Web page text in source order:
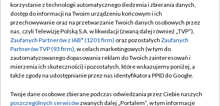
TVP
Abonament TVP
Emisja w TVP
Centrum informacji TVP
Naziemna Telewizja Cyfrowa
Rada Programowa
Regulamin TVP
Polityka prywatności
Moje zgody
Pomoc
Kontakt
korzystanie z technologii automatycznego śledzenia i zbierania danych,
dostęp do informacji na Twoim urządzeniu końcowym i ich
przechowywanie oraz na przetwarzanie Twoich danych osobowych przez
nas, czyli Telewizję Polską S.A. w likwidacji (zwaną dalej również „TVP”),
Zaufanych Partnerów z IAB* (1201 firm) oraz pozostałych Zaufanych
Partnerów TVP (93 firm), w celach marketingowych (w tym do
zautomatyzowanego dopasowania reklam do Twoich zainteresowań i
mierzenia ich skuteczności) i pozostałych, które wskazujemy poniżej, a
także zgody na udostępnianie przez nas identyfikatora PPID do Google.
Twoje dane osobowe zbierane podczas odwiedzania przez Ciebie naszych
poszczególnych serwisówzwanych dalej „Portalem”, w tym informacje